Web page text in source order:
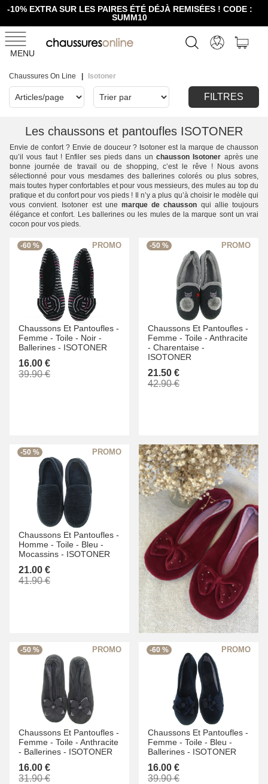
-10% EXTRA SUR LES PAIRES ÉTÉ DÉJÀ REMISÉES ! CODE :
SUMM10
MENU
Chaussures On Line Isotoner
FILTRES
Les chaussons et pantoufles ISOTONER
Envie de confort ? Envie de douceur ? Isotoner est la marque de chausson
qu’il vous faut ! Enfiler ses pieds dans un chausson Isotoner après une
bonne journée de travail ou de shopping, c’est le rêve ! Nous avons
sélectionné pour vous mesdames des ballerines colorés ou plus sobres,
mais toutes hyper confortables et pour vous messieurs, des mules au top du
pratique et du confort pour vos pieds ! Il n’y a plus qu’à choisir le modèle qui
vous convient. Isotoner est une marque de chausson qui allie toujours
élégance et confort. Les ballerines ou les mules de la marque sont un vrai
cocon pour vos pieds.
-60 %
Chaussons Et Pantoufles -
Femme - Toile - Noir -
Ballerines - ISOTONER
16.00 €
39.90 €
-50 %
Chaussons Et Pantoufles -
Femme - Toile - Anthracite
- Charentaise -
ISOTONER
21.50 €
42.90 €
-50 %
Chaussons Et Pantoufles -
Homme - Toile - Bleu -
Mocassins - ISOTONER
21.00 €
41.90 €
-50 %
Chaussons Et Pantoufles -
Femme - Toile - Anthracite
- Ballerines - ISOTONER
16.00 €
31.90 €
-60 %
Chaussons Et Pantoufles -
Femme - Toile - Bleu -
Ballerines - ISOTONER
16.00 €
39.90 €